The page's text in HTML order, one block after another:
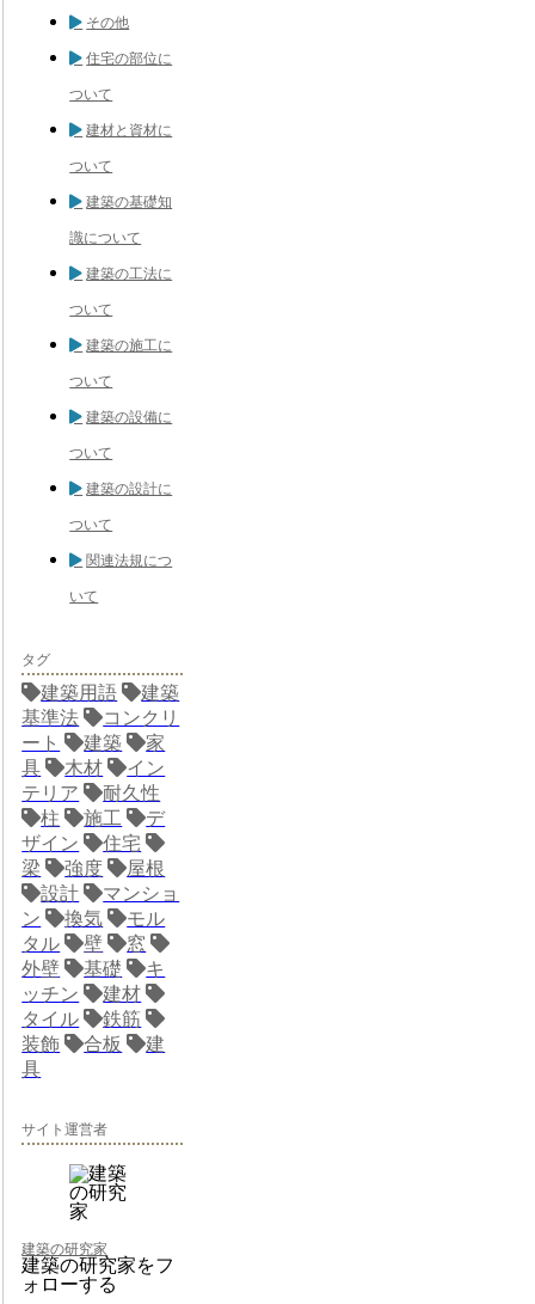
その他
住宅の部位に
ついて
建材と資材に
ついて
建築の基礎知
識について
建築の工法に
ついて
建築の施工に
ついて
建築の設備に
ついて
建築の設計に
ついて
関連法規につ
いて
タグ
建築用語
建築
基準法
コンクリ
ート
建築
家
具
木材
イン
テリア
耐久性
柱
施工
デ
ザイン
住宅
梁
強度
屋根
設計
マンショ
ン
換気
モル
タル
壁
窓
外壁
基礎
キ
ッチン
建材
タイル
鉄筋
装飾
合板
建
具
サイト運営者
建築の研究家
建築の研究家をフ
ォローする